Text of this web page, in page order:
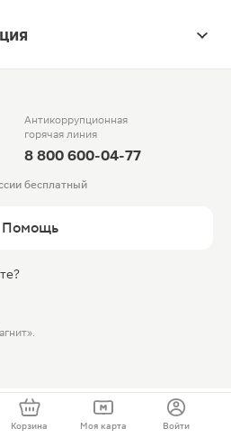
Антикоррупционная
горячая линия
8 800 600-04-77
бесплатный
Помощь
Корзина Моя карта Войти